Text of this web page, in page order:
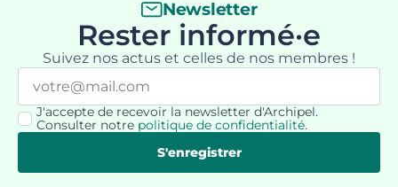
Newsletter
Rester informé·e
Suivez nos actus et celles de nos membres !
Email
RGPD
*
J'accepte de recevoir la newsletter d'Archipel.
Consulter notre politique de confidentialité.
S'enregistrer